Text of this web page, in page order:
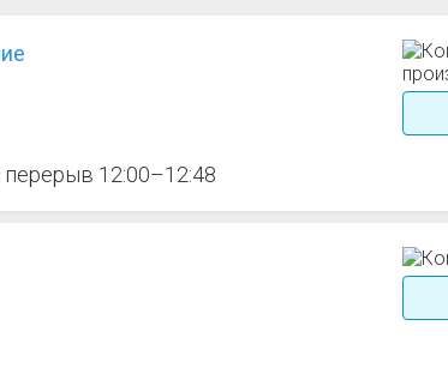
перерыв 12:00–12:48